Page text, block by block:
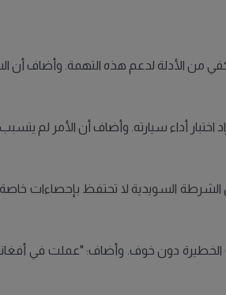
الأدلة لدعم هذه التهمة. وأضاف أن
أداء سيارته. وأضاف أن الأمر لم
الشرطة السويدية لا تحتفظ بإحصاءات
دون خوف. وأضاف: "عملت في